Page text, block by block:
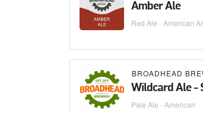
Amber Ale
Red Ale - American
BROADHEAD
Wildcard Ale -
Pale Ale - American